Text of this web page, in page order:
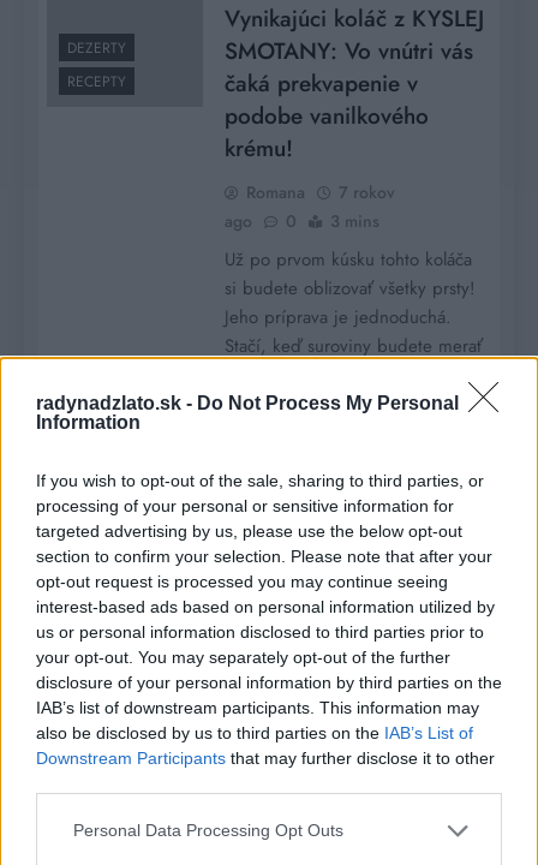
radynadzlato.sk - Do Not Process My Personal
Information
If you wish to opt-out of the sale, sharing to third parties, or
processing of your personal or sensitive information for
targeted advertising by us, please use the below opt-out
section to confirm your selection. Please note that after your
opt-out request is processed you may continue seeing
interest-based ads based on personal information utilized by
us or personal information disclosed to third parties prior to
your opt-out. You may separately opt-out of the further
disclosure of your personal information by third parties on the
IAB’s list of downstream participants. This information may
also be disclosed by us to third parties on the IAB’s List of
Downstream Participants that may further disclose it to other
Personal Data Processing Opt Outs
DEZERTY
RECEPTY
Vynikajúci koláč z KYSLEJ
SMOTANY: Vo vnútri vás
čaká prekvapenie v
podobe vanilkového
krému!
Romana
7 rokov
ago
0 3 mins
Už po prvom kúsku tohto koláča
si budete oblizovať všetky prsty!
Jeho príprava je jednoduchá.
Stačí, keď suroviny budete merať
nemusíte s ničím trápiť. Nie je
Potrebujeme: Ingrediencie na
cesto: 1 pohár hladkej múky 1
celé balenie prášku do pečiva 1
pohár hrubej…
Read More
HLAVNÉ JEDLÁ
RECEPTY
Pečené slaninovo-syrové
žemličky s báječnou
chuťou! Sú krásne
mäkkučké a hotové
behom chvíle…